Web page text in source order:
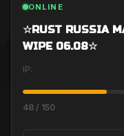
ONLINE
☆RUST RUSSIA
WIPE 06.08☆
IP:
48 / 150